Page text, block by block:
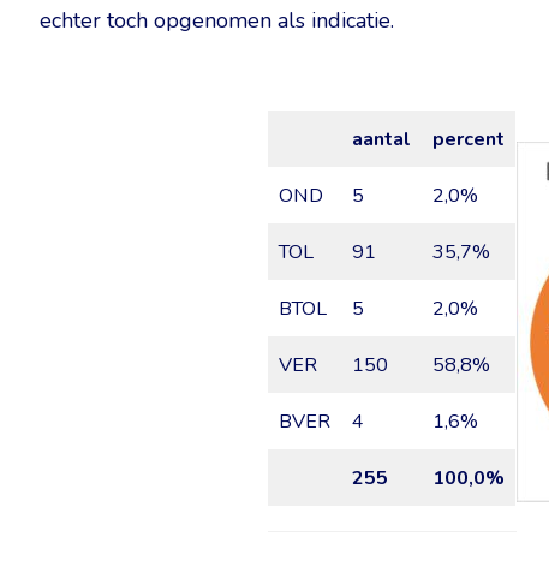
echter toch opgenomen als indicatie.
aantal percent
OND 5 2,0%
TOL 91 35,7%
BTOL 5 2,0%
VER 150 58,8%
BVER 4 1,6%
255 100,0%